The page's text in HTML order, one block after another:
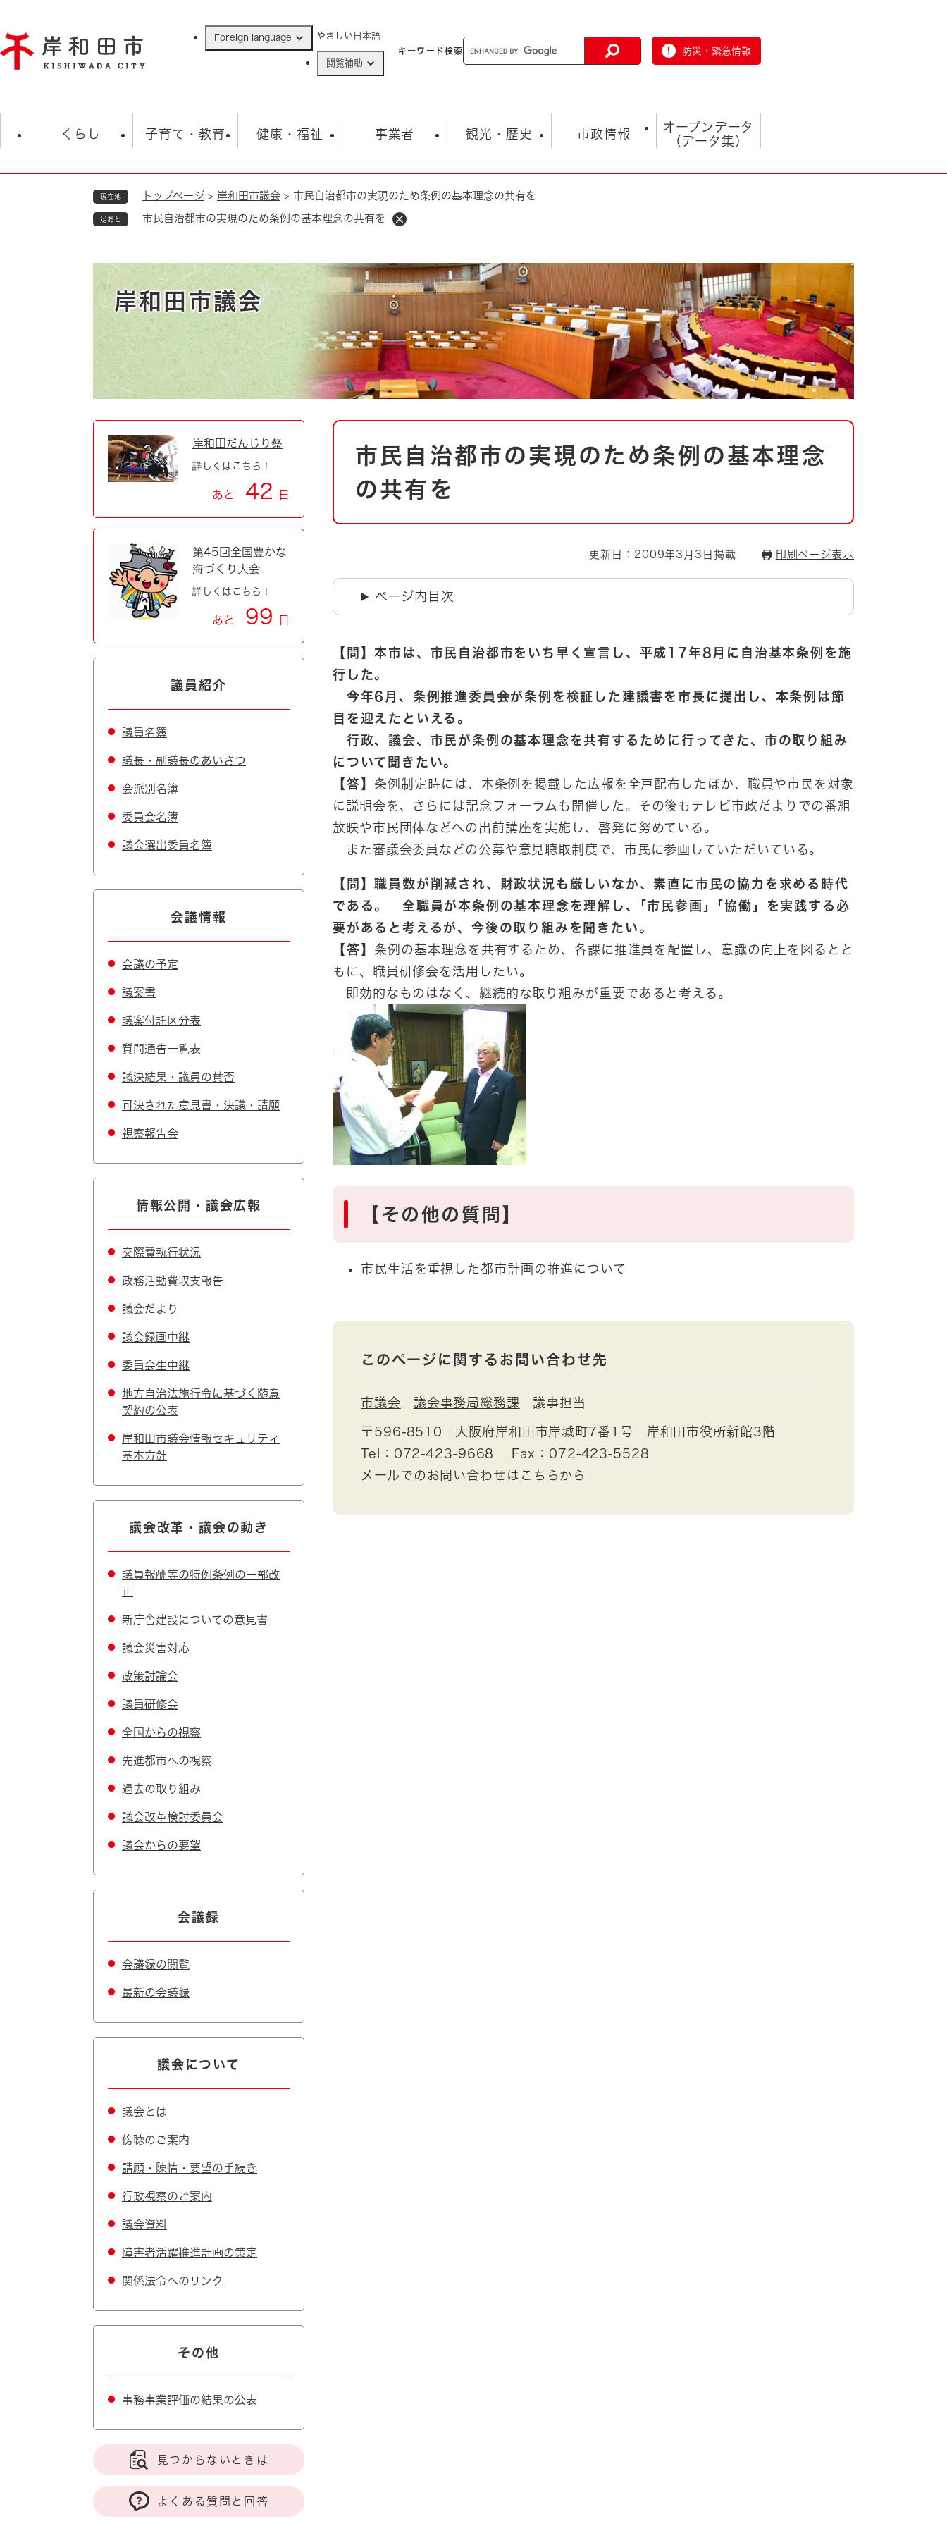
ジ
の
Foreign language やさしい日本語
閲覧補助
キーワード検索 防災・緊急情報
くらし
住民票・戸籍
ごみ・衛生・動物 救急・消防
防災・防犯 上水道・下水道
自然・環境・公園 住宅
引っ越し おくやみ
男女共同参画
地域コミュニティ・ボラン
道路・河川・交通 まちづくり
国際交流
子育て・教育
学校 子育て
健康・福祉
福祉・健康・生活 生涯学習・スポーツ
事業者
入札・契約情報 まちづくり・協働
環境 福祉・介護
とじる
観光・歴史
観光 観光スポット
とじる
市政情報
市の概要 総合計画
市政 職員採用情報
市役所・施設の案内
オープンデータ
（データ集）
オープンデータ
現在地 トップページ > 岸和田市議会 > 市民自治都市の実現のため条例の基本理念の共有を
足あと 市民自治都市の実現のため条例の基本理念の共有を
岸和田市議会
本
市民自治都市の実現のため条例の基本理念
の共有を
更新日：2009年3月3日掲載 印刷ページ表示
ページ内目次
【問】本市は、市民自治都市をいち早く宣言し、平成17年8月に自治基本条例を施
行した。
今年6月、条例推進委員会が条例を検証した建議書を市長に提出し、本条例は節
目を迎えたといえる。
行政、議会、市民が条例の基本理念を共有するために行ってきた、市の取り組み
について聞きたい。
【答】 条例制定時には、本条例を掲載した広報を全戸配布したほか、職員や市民を対象
に説明会を、さらには記念フォーラムも開催した。その後もテレビ市政だよりでの番組
放映や市民団体などへの出前講座を実施し、啓発に努めている。
また審議会委員などの公募や意見聴取制度で、市民に参画していただいている。
【問】職員数が削減され、財政状況も厳しいなか、素直に市民の協力を求める時代
である。 全職員が本条例の基本理念を理解し、｢市民参画」｢協働」を実践する必
要があると考えるが、今後の取り組みを聞きたい。
【答】 条例の基本理念を共有するため、各課に推進員を配置し、意識の向上を図るとと
もに、職員研修会を活用したい。
即効的なものはなく、継続的な取り組みが重要であると考える。
【その他の質問】
市民生活を重視した都市計画の推進について
このページに関するお問い合わせ先
市議会 議会事務局総務課 議事担当
〒596-8510
大阪府岸和田市岸城町7番1号 岸和田市役所新館3階
Tel：072-423-9668
Fax：072-423-5528
メールでのお問い合わせはこちらから
岸和田だんじり祭
詳しくはこちら！
あと 42 日
第45回全国豊かな
海づくり大会
詳しくはこちら！
あと 99 日
議員紹介
議員名簿
議長・副議長のあいさつ
会派別名簿
委員会名簿
議会選出委員名簿
会議情報
会議の予定
議案書
議案付託区分表
質問通告一覧表
議決結果・議員の賛否
可決された意見書・決議・請願
視察報告会
情報公開・議会広報
交際費執行状況
政務活動費収支報告
議会だより
議会録画中継
委員会生中継
地方自治法施行令に基づく随意
契約の公表
岸和田市議会情報セキュリティ
基本方針
議会改革・議会の動き
議員報酬等の特例条例の一部改
正
新庁舎建設についての意見書
議会災害対応
政策討論会
議員研修会
全国からの視察
先進都市への視察
過去の取り組み
議会改革検討委員会
議会からの要望
会議録
会議録の閲覧
最新の会議録
議会について
議会とは
傍聴のご案内
請願・陳情・要望の手続き
行政視察のご案内
議会資料
障害者活躍推進計画の策定
関係法令へのリンク
その他
事務事業評価の結果の公表
見つからないときは
よくある質問と回答